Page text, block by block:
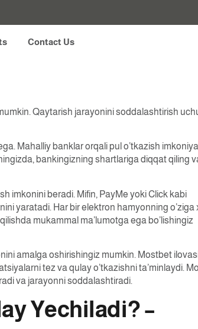
Contact Us
Yechish
Qaytarish jarayonini soddalashtirish
Mahalliy banklar orqali pul o’tkazish
bankingizning shartlariga diqqat qiling
imkonini beradi. Mifin, PayMe yoki Click kabi
yaratadi. Har bir elektron hamyonning o’ziga
mukammal ma’lumotga ega bo’lishingiz
amalga oshirishingiz mumkin. Mostbet
tez va qulay o’tkazishni ta’minlaydi.
va jarayonni soddalashtiradi.
Yechiladi? –